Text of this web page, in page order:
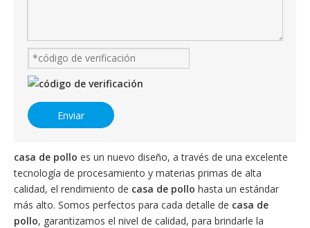
Enviar
casa de pollo es un nuevo diseño, a través de una excelente
tecnología de procesamiento y materias primas de alta
calidad, el rendimiento de casa de pollo hasta un estándar
más alto. Somos perfectos para cada detalle de casa de
pollo, garantizamos el nivel de calidad, para brindarle la